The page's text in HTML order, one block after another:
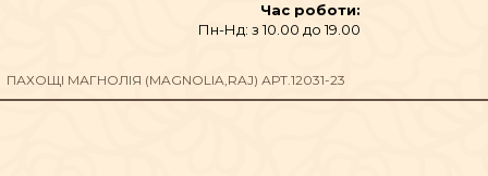
Час роботи:
Пн-Нд: з 10.00 до 19.00
ПАХОЩІ МАГНОЛІЯ (MAGNOLIA,RAJ) АРТ.12031-23